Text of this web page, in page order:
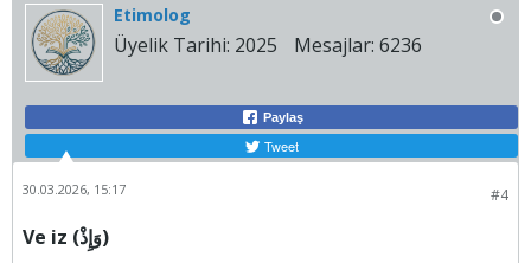
Etimolog
Üyelik Tarihi: 2025 Mesajlar: 6236
Paylaş
Tweet
#4
30.03.2026, 15:17
Ve iz (وَإِذْ)